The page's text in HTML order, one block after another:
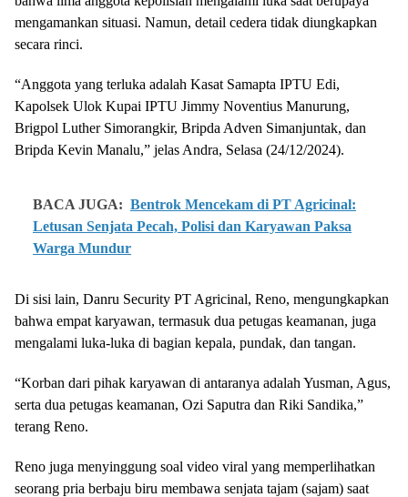
mengamankan situasi. Namun, detail cedera tidak diungkapkan
secara rinci.
“Anggota yang terluka adalah Kasat Samapta IPTU Edi,
Kapolsek Ulok Kupai IPTU Jimmy Noventius Manurung,
Brigpol Luther Simorangkir, Bripda Adven Simanjuntak, dan
Bripda Kevin Manalu,” jelas Andra, Selasa (24/12/2024).
BACA JUGA: Bentrok Mencekam di PT Agricinal:
Letusan Senjata Pecah, Polisi dan Karyawan Paksa
Warga Mundur
Di sisi lain, Danru Security PT Agricinal, Reno, mengungkapkan
bahwa empat karyawan, termasuk dua petugas keamanan, juga
mengalami luka-luka di bagian kepala, pundak, dan tangan.
“Korban dari pihak karyawan di antaranya adalah Yusman, Agus,
serta dua petugas keamanan, Ozi Saputra dan Riki Sandika,”
terang Reno.
Reno juga menyinggung soal video viral yang memperlihatkan
seorang pria berbaju biru membawa senjata tajam (sajam) saat